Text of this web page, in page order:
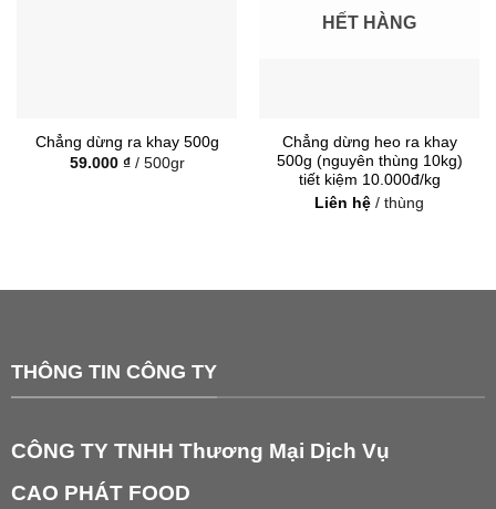
Chẳng dừng ra khay 500g
59.000 ₫/ 500gr
HẾT HÀNG
Chẳng dừng heo ra khay
500g (nguyên thùng 10kg)
tiết kiệm 10.000đ/kg
Liên hệ / thùng
THÔNG TIN CÔNG TY
CÔNG TY TNHH Thương Mại Dịch Vụ
CAO PHÁT FOOD